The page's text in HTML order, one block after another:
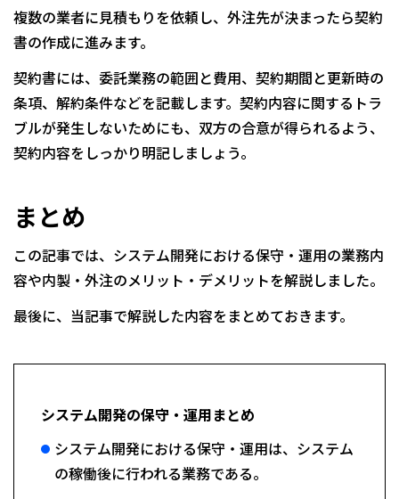
複数の業者に見積もりを依頼し、外注先が決まったら契約
書の作成に進みます。
契約書には、委託業務の範囲と費用、契約期間と更新時の
条項、解約条件などを記載します。契約内容に関するトラ
ブルが発生しないためにも、双方の合意が得られるよう、
契約内容をしっかり明記しましょう。
まとめ
この記事では、システム開発における保守・運用の業務内
容や内製・外注のメリット・デメリットを解説しました。
最後に、当記事で解説した内容をまとめておきます。
システム開発の保守・運用まとめ
システム開発における保守・運用は、システム
の稼働後に行われる業務である。